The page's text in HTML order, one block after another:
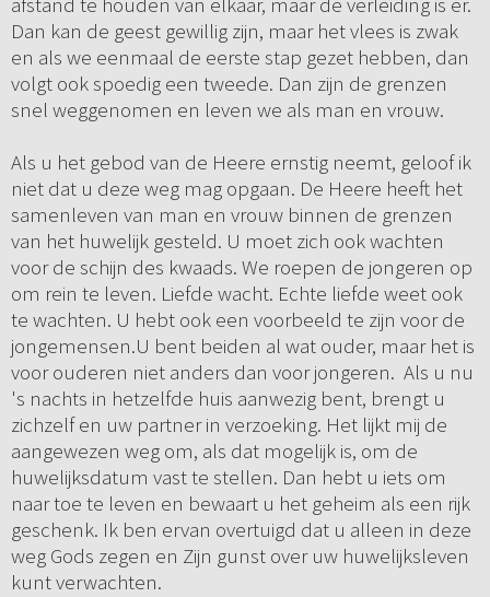
Dan kan de geest gewillig zijn, maar het vlees is zwak
en als we eenmaal de eerste stap gezet hebben, dan
volgt ook spoedig een tweede. Dan zijn de grenzen
snel weggenomen en leven we als man en vrouw.
Als u het gebod van de Heere ernstig neemt, geloof ik
niet dat u deze weg mag opgaan. De Heere heeft het
samenleven van man en vrouw binnen de grenzen
van het huwelijk gesteld. U moet zich ook wachten
voor de schijn des kwaads. We roepen de jongeren op
om rein te leven. Liefde wacht. Echte liefde weet ook
te wachten. U hebt ook een voorbeeld te zijn voor de
jongemensen.U bent beiden al wat ouder, maar het is
voor ouderen niet anders dan voor jongeren. Als u nu
's nachts in hetzelfde huis aanwezig bent, brengt u
zichzelf en uw partner in verzoeking. Het lijkt mij de
aangewezen weg om, als dat mogelijk is, om de
huwelijksdatum vast te stellen. Dan hebt u iets om
naar toe te leven en bewaart u het geheim als een rijk
geschenk. Ik ben ervan overtuigd dat u alleen in deze
weg Gods zegen en Zijn gunst over uw huwelijksleven
kunt verwachten.